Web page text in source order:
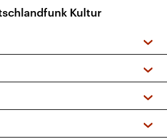
Kultur
Podcasts
+ DAB+)